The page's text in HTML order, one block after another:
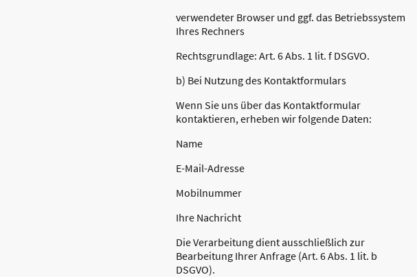
verwendeter Browser und ggf. das Betriebssystem
Ihres Rechners
Rechtsgrundlage: Art. 6 Abs. 1 lit. f DSGVO.
b) Bei Nutzung des Kontaktformulars
Wenn Sie uns über das Kontaktformular
kontaktieren, erheben wir folgende Daten:
Name
E-Mail-Adresse
Mobilnummer
Ihre Nachricht
Die Verarbeitung dient ausschließlich zur
Bearbeitung Ihrer Anfrage (Art. 6 Abs. 1 lit. b
DSGVO).